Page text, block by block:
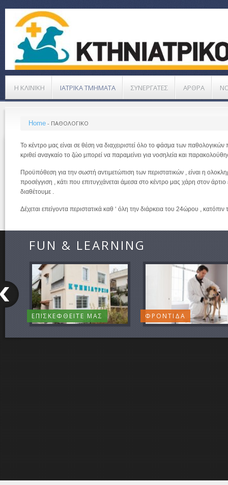
Η ΚΛΙΝΙΚΗ ΙΑΤΡΙΚΑ ΤΜΗΜΑΤΑ ΣΥΝΕΡΓΑΤΕΣ ΑΡΘΡΑ
Home - ΠΑΘΟΛΟΓΙΚΟ
Το κέντρο μας είναι σε θέση να διαχειριστεί όλο το φάσμα των παθολογικών
κριθεί αναγκαίο το ζώο μπορεί να παραμείνει για νοσηλεία και
Προϋπόθεση για την σωστή αντιμετώπιση των περιστατικών , είναι η
προσέγγιση , κάτι που επιτυγχάνεται άμεσα στο κέντρο μας χάρη στον
διαθέτουμε .
Δέχεται επείγοντα περιστατικά καθ ‘ όλη την διάρκεια του 24ώρου , κατόπιν
FUN & LEARNING
ΕΠΙΣΚΕΦΘΕΙΤΕ ΜΑΣ ΦΡΟΝΤΙΔΑ